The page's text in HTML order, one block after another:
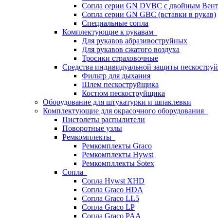
Сопла серии GN DVBC с двойным
Сопла серии GN GBC (вставки в рукав)
Специальные сопла
Комплектующие к рукавам
Для рукавов абразивоструйных
Для рукавов сжатого воздуха
Тросики страховочные
Средства индивидуальной защиты
Фильтр для дыхания
Шлем пескоструйщика
Костюм пескоструйщика
Оборудование для штукатурки и шпаклевки
Комплектующие для окрасочного оборудования
Пистолеты распылители
Поворотные узлы
Ремкомплекты
Ремкомплекты Graco
Ремкомплекты Hywst
Ремкомпллекты Sotex
Сопла
Сопла Hywst XHD
Сопла Graco HDA
Сопла Graco LL5
Сопла Graco LP
Сопла Graco PAA